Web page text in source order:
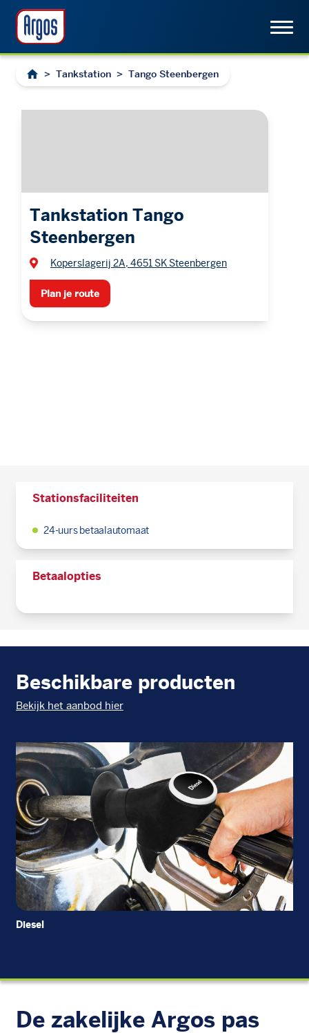
> Tankstation > Tango Steenbergen
Tankstation Tango
Steenbergen
Koperslagerij 2A, 4651 SK Steenbergen
Plan je route
Stationsfaciliteiten
24-uurs betaalautomaat
Betaalopties
Beschikbare producten
Bekijk het aanbod hier
Diesel
De zakelijke Argos pas